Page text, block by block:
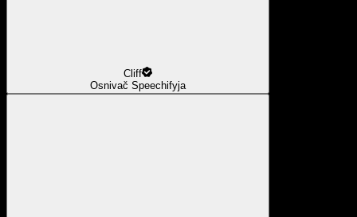
Cliff
Osnivač Speechifyja